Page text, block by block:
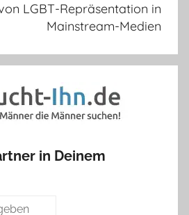
LGBT-Repräsentation in
Mainstream-Medien
in Deinem